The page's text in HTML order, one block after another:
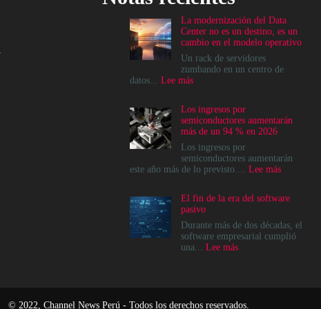
La modernización del Data
Center no es un destino, es un
cambio en el modelo operativo
Un rack de servidores
zumbando en un centro de
datos... Lee más:
del
Data
Center
no
es
un
un
cambio
en
el
modelo
Los ingresos por
semiconductores aumentarán
más de un 94 % en 2026
Los ingresos por
semiconductores aumentarán
este año más de lo previsto.... Lee más:
por
aumentarán
más
El fin de la era del software
pasivo
Durante más de dos décadas, el
software empresarial cumplió
una... Lee más:
era
© 2022, Channel News Perú - Todos los derechos reservados.